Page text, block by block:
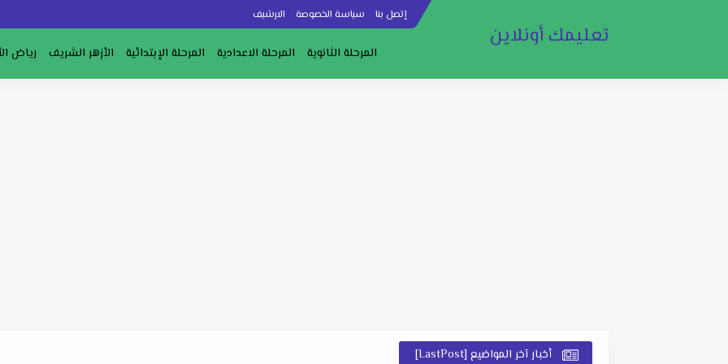
إتصل بنا سياسة الخصوصة الارشيف
تعليمك أونلاين
المرحلة الثانوية المرحلة الاعدادية المرحلة الإبتدائية الأزهر الشريف رياض
أخبار آخر المواضيع [LastPost]